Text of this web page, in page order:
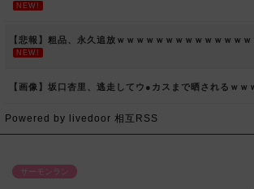
NEW!
【悲報】粗品、永久追放ｗｗｗｗｗｗｗｗｗｗｗｗｗｗ
NEW!
【画像】坂口杏里、逃走してウ●カスまで晒されるｗｗ
Powered by livedoor 相互RSS
サーモンラン